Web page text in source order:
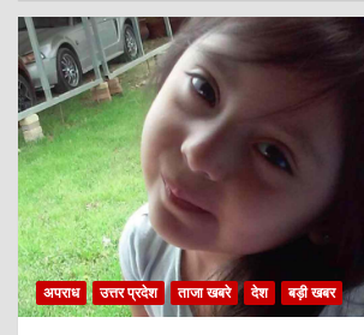
अपराध उत्तर प्रदेश ताजा खबरे देश बड़ी खबर